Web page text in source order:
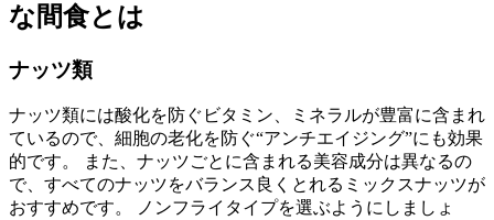
な間食とは
ナッツ類
ナッツ類には酸化を防ぐビタミン、ミネラルが豊富に含まれ
ているので、細胞の老化を防ぐ“アンチエイジング”にも効果
的です。 また、ナッツごとに含まれる美容成分は異なるの
で、すべてのナッツをバランス良くとれるミックスナッツが
おすすめです。 ノンフライタイプを選ぶようにしましょ